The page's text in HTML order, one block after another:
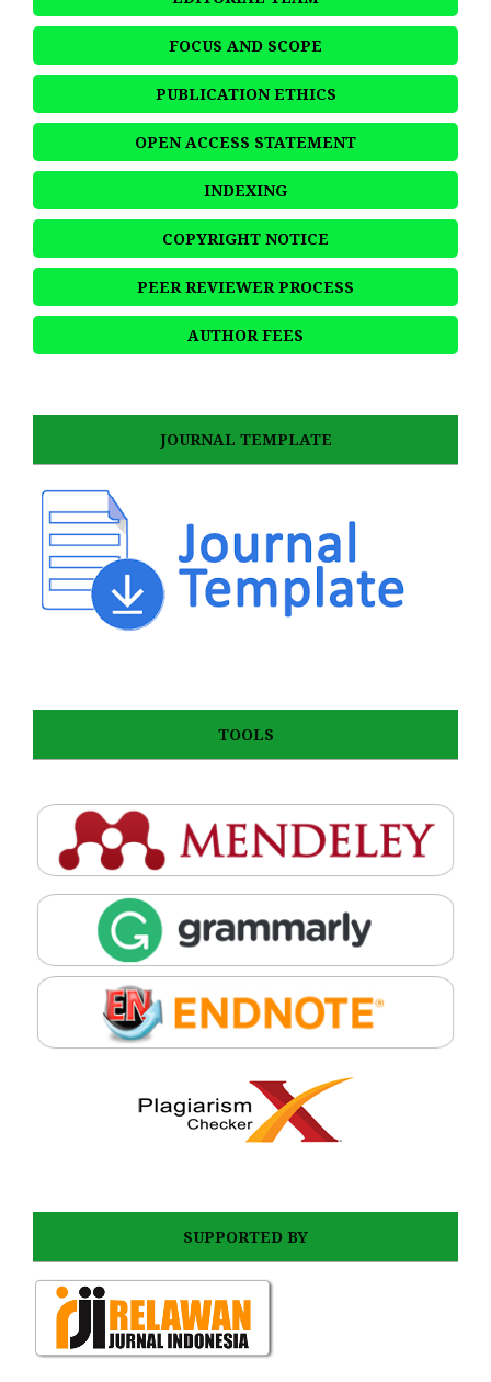
FOCUS AND SCOPE
PUBLICATION ETHICS
OPEN ACCESS STATEMENT
INDEXING
COPYRIGHT NOTICE
PEER REVIEWER PROCESS
AUTHOR FEES
JOURNAL TEMPLATE
TOOLS
SUPPORTED BY